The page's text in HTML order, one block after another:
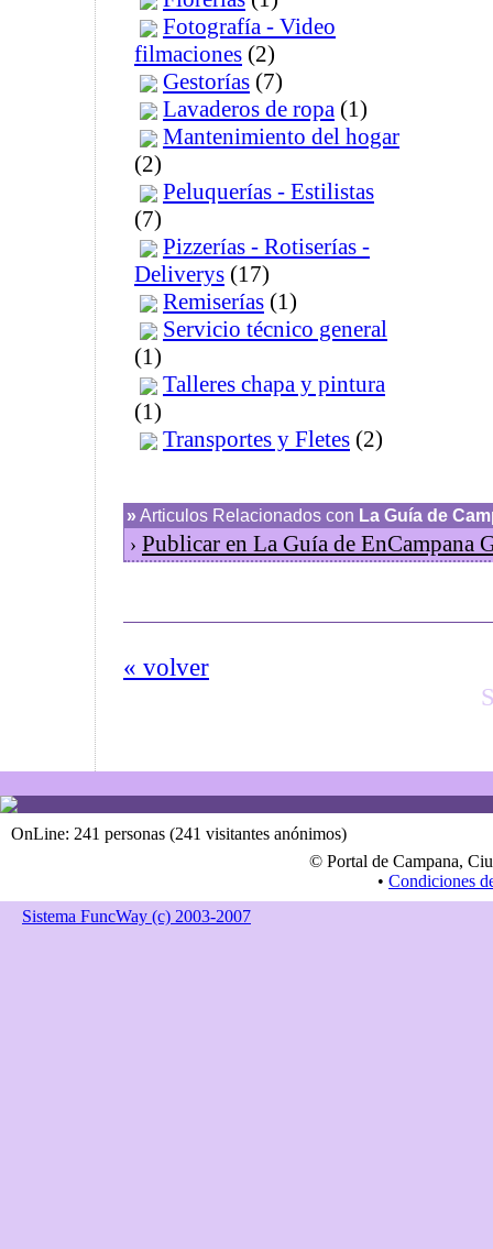
Fotografía - Video
filmaciones (2)
Gestorías (7)
Lavaderos de ropa (1)
Mantenimiento del hogar
(2)
Peluquerías - Estilistas
(7)
Pizzerías - Rotiserías -
Deliverys (17)
Remiserías (1)
Servicio técnico general
(1)
Talleres chapa y pintura
(1)
Transportes y Fletes (2)
» Articulos Relacionados con La Guía de
› Publicar en La Guía de EnCampana
« volver
OnLine: 241 personas (241 visitantes anónimos)
© Portal de Campana,
• Condiciones
Sistema FuncWay (c) 2003-2007